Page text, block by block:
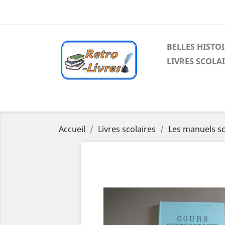
BELLES
LIVRES
Accueil Livres scolaires Les manuels